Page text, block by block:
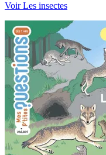
Voir Les insectes